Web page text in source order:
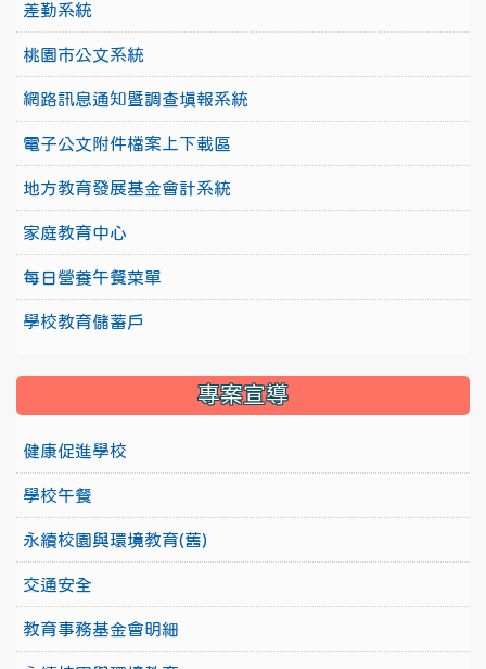
差勤系統
桃園市公文系統
網路訊息通知暨調查填報系統
電子公文附件檔案上下載區
地方教育發展基金會計系統
家庭教育中心
每日營養午餐菜單
學校教育儲蓄戶
專案宣導
健康促進學校
學校午餐
永續校園與環境教育(舊)
交通安全
教育事務基金會明細